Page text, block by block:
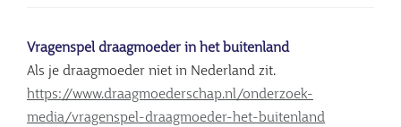
Vragenspel draagmoeder in het buitenland
Als je draagmoeder niet in Nederland zit.
https://www.draagmoederschap.nl/onderzoek-
media/vragenspel-draagmoeder-het-buitenland